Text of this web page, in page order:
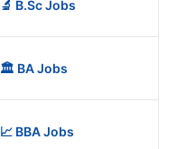
🔬 B.Sc Jobs
🏛️ BA Jobs
📈 BBA Jobs